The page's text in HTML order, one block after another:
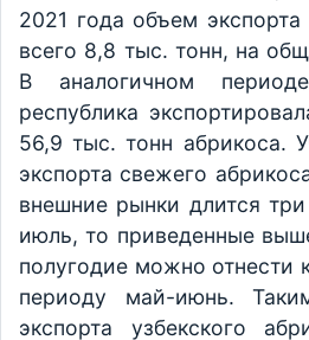
2021 года объем экспорта
всего 8,8 тыс. тонн, на
В аналогичном
республика
56,9 тыс. тонн абрикоса.
экспорта свежего
внешние рынки длится
июль, то приведенные
полугодие можно отнести
периоду май-июнь.
экспорта узбекского